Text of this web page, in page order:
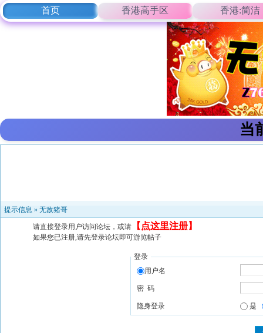
首页 香港高手区 香港:简洁
当
提示信息 » 无敌猪哥
请直接登录用户访问论坛，或请 【 点这里注册】
如果您已注册,请先登录论坛即可游览帖子
登录
用户名
密 码
隐身登录 是